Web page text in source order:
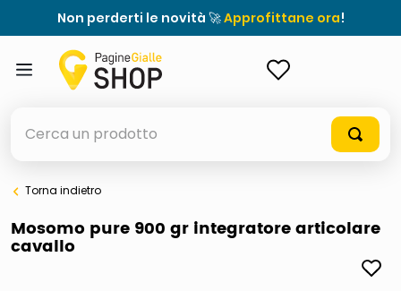
Non perderti le novità 🚀Approfittane ora!
elenchi telefonici
orologio parete
Torna indietro
Mosomo pure 900 gr integratore articolare
cavallo